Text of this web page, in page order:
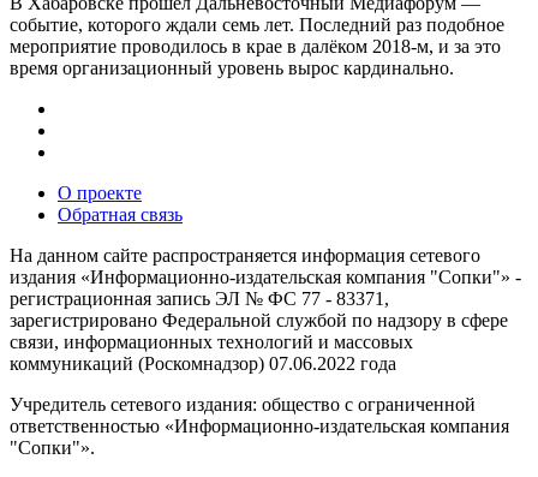
событие, которого ждали семь лет. Последний раз подобное
мероприятие проводилось в крае в далёком 2018-м, и за это
время организационный уровень вырос кардинально.
О проекте
Обратная связь
На данном сайте распространяется информация сетевого
издания «Информационно-издательская компания "Сопки"» -
регистрационная запись ЭЛ № ФС 77 - 83371,
зарегистрировано Федеральной службой по надзору в сфере
связи, информационных технологий и массовых
коммуникаций (Роскомнадзор) 07.06.2022 года
Учредитель сетевого издания: общество с ограниченной
ответственностью «Информационно-издательская компания
"Сопки"».